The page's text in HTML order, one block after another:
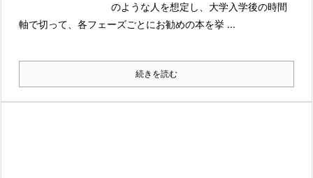
のような人を想定し、大学入学後の時間
軸で切って、各フェーズごとにお勧めの本を挙 ...
続きを読む